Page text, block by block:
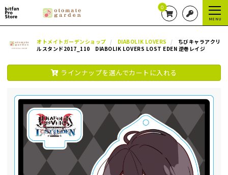
0
MENU
オトメイトガーデンショップ DIABOLIK LOVERS
ちびキャラアクリ
ルスタンド2017_110 DIABOLIK LOVERS LOST EDEN 逆巻レイジ
ラインナップを選んでカートに入れる